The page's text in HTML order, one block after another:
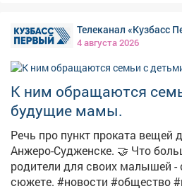
вплоть до пожизненного
поддавайся на провокации и
сомнительный контент. Перед
сделать репост или отправить
о последствиях. 🚫 Если ты столкнулся с
подозрительным предложением
немедленно прекрати диалог и
линия ФСБ: 8 800 224 22 22; ▫Горячая линия
«Экстремизму -
Телеканал «Кузбасс
4 августа 2026
К ним обращаются
будущие мамы.
Речь про пункт проката вещей
Анжеро-Судженске. 🤝 Что больше всего берут
родители для своих малышей
сюжете. #новости